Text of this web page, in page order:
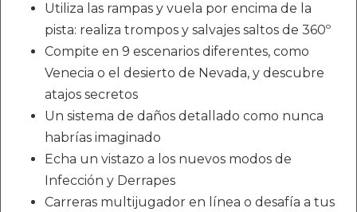
Utiliza las rampas y vuela por encima de la
pista: realiza trompos y salvajes saltos de 360º
Compite en 9 escenarios diferentes, como
Venecia o el desierto de Nevada, y descubre
atajos secretos
Un sistema de daños detallado como nunca
habrías imaginado
Echa un vistazo a los nuevos modos de
Infección y Derrapes
Carreras multijugador en línea o desafía a tus